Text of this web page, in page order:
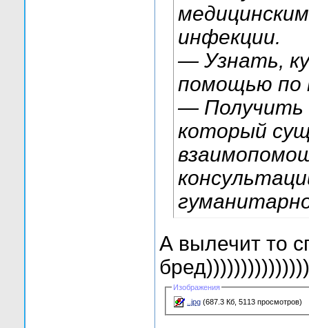
инфекции.
— Узнать,
помощью по
— Получить
который
А вылечит то
Изображения
..jpg (687.3 Кб, 5113 просмотров)